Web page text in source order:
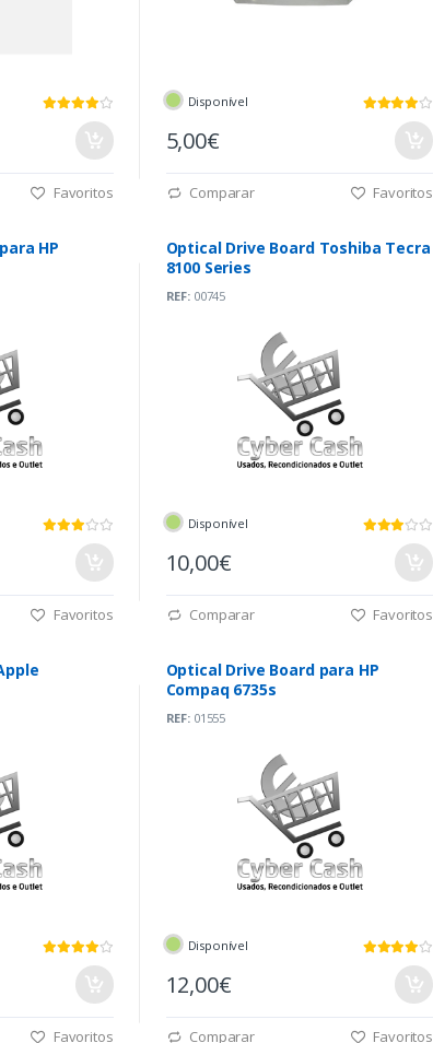
Favoritos
Disponível
5,00€
Comparar Favoritos
HP
Favoritos
Optical Drive Board Toshiba Tecra
8100 Series
REF:00745
Disponível
10,00€
Comparar Favoritos
Favoritos
Optical Drive Board para HP
Compaq 6735s
REF:01555
Disponível
12,00€
Comparar Favoritos